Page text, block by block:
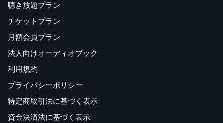
フレーズカード
聴き放題プラン
チケットプラン
月額会員プラン
法人向けオーディオブック
利用規約
プライバシーポリシー
特定商取引法に基づく表示
資金決済法に基づく表示